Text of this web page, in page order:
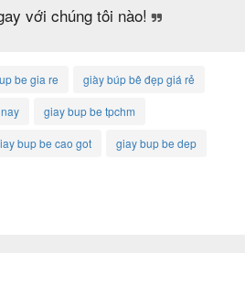
với chúng tôi nào!
be gia re giày búp bê đẹp giá rẻ
giay bup be tpchm
bup be cao got giay bup be dep